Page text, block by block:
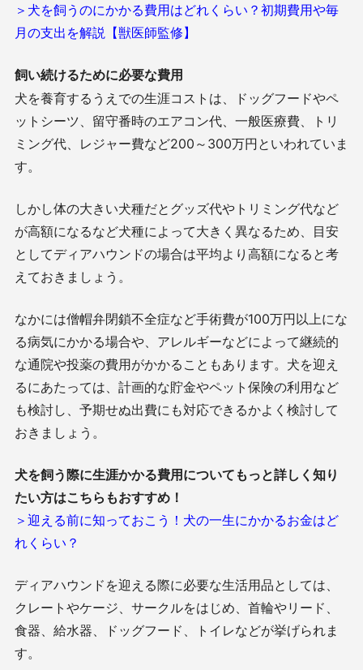
＞犬を飼うのにかかる費用はどれくらい？初期費用や毎
月の支出を解説【獣医師監修】
飼い続けるために必要な費用
犬を養育するうえでの生涯コストは、ドッグフードやペ
ットシーツ、留守番時のエアコン代、一般医療費、トリ
ミング代、レジャー費など200～300万円といわれていま
す。
しかし体の大きい犬種だとグッズ代やトリミング代など
が高額になるなど犬種によって大きく異なるため、目安
としてディアハウンドの場合は平均より高額になると考
えておきましょう。
なかには僧帽弁閉鎖不全症など手術費が100万円以上にな
る病気にかかる場合や、アレルギーなどによって継続的
な通院や投薬の費用がかかることもあります。犬を迎え
るにあたっては、計画的な貯金やペット保険の利用など
も検討し、予期せぬ出費にも対応できるかよく検討して
おきましょう。
犬を飼う際に生涯かかる費用についてもっと詳しく知り
たい方はこちらもおすすめ！
＞迎える前に知っておこう！犬の一生にかかるお金はど
れくらい？
ディアハウンドを迎える際に必要な生活用品としては、
クレートやケージ、サークルをはじめ、首輪やリード、
食器、給水器、ドッグフード、トイレなどが挙げられま
す。